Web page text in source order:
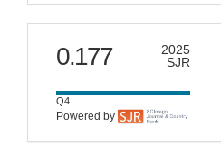
scimago
0.177
2025
SJR
Q4
Powered by